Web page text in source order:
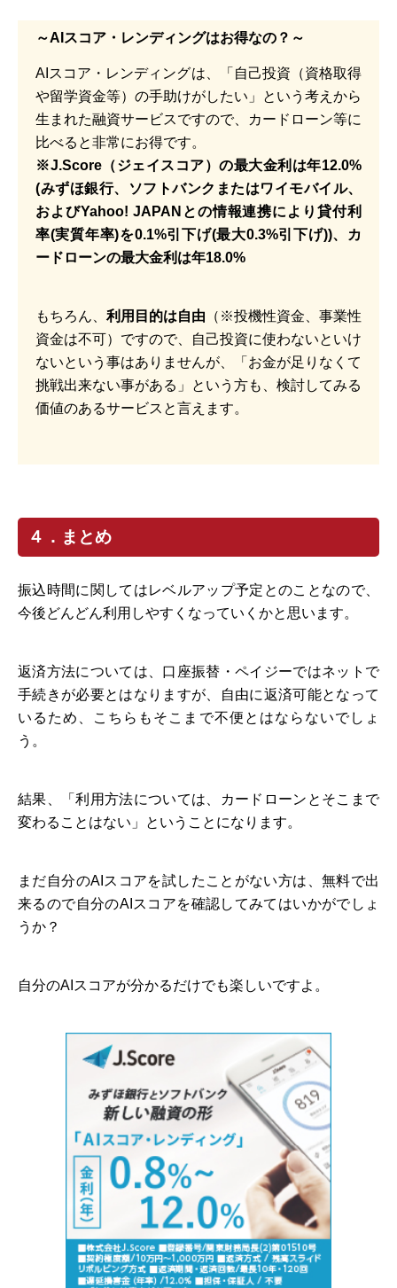
～AIスコア・レンディングはお得なの？～
AIスコア・レンディングは、「自己投資（資格取得
や留学資金等）の手助けがしたい」という考えから
生まれた融資サービスですので、カードローン等に
比べると非常にお得です。
※J.Score（ジェイスコア）の最大金利は年12.0%
(みずほ銀行、ソフトバンクまたはワイモバイル、
およびYahoo! JAPANとの情報連携により貸付利
率(実質年率)を0.1%引下げ(最大0.3%引下げ))、カ
ードローンの最大金利は年18.0%
もちろん、 利用目的は自由 （※投機性資金、事業性
資金は不可）ですので、自己投資に使わないといけ
ないという事はありませんが、「お金が足りなくて
挑戦出来ない事がある」という方も、検討してみる
価値のあるサービスと言えます。
４．まとめ
振込時間に関してはレベルアップ予定とのことなので、
今後どんどん利用しやすくなっていくかと思います。
返済方法については、口座振替・ペイジーではネットで
手続きが必要とはなりますが、自由に返済可能となって
いるため、こちらもそこまで不便とはならないでしょ
う。
結果、「利用方法については、カードローンとそこまで
変わることはない」ということになります。
まだ自分のAIスコアを試したことがない方は、無料で出
来るので自分のAIスコアを確認してみてはいかがでしょ
うか？
自分のAIスコアが分かるだけでも楽しいですよ。